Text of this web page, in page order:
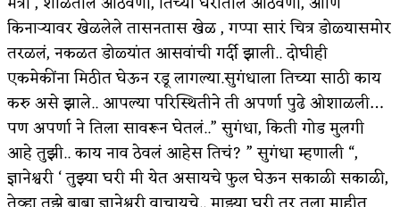
किनाऱ्यावर खेळलेले तासनतास खेळ , गप्पा सारं चित्र डोळ्यासमोर
तरळलं, नकळत डोळ्यांत आसवांची गर्दी झाली.. दोघीही
एकमेकींना मिठीत घेऊन रडू लागल्या.सुगंधाला तिच्या साठी काय
करु असे झाले.. आपल्या परिस्थितीने ती अपर्णा पुढे ओशाळली…
पण अपर्णा ने तिला सावरून घेतलं..” सुगंधा, किती गोड मुलगी
आहे तुझी.. काय नाव ठेवलं आहेस तिचं? ” सुगंधा म्हणाली “,
ज्ञानेश्वरी ‘ तुझ्या घरी मी येत असायचे फुल घेऊन सकाळी सकाळी,